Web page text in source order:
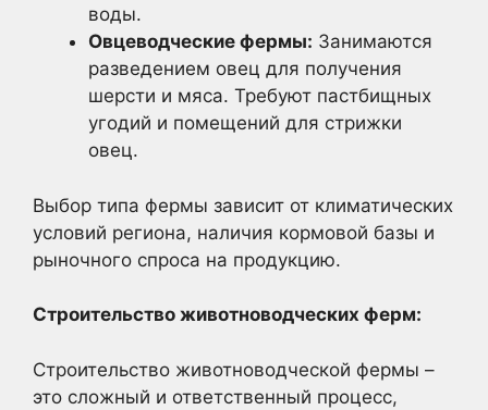
воды.
Овцеводческие фермы: Занимаются
разведением овец для получения
шерсти и мяса. Требуют пастбищных
угодий и помещений для стрижки
овец.
Выбор типа фермы зависит от климатических
условий региона, наличия кормовой базы и
рыночного спроса на продукцию.
Строительство животноводческих ферм:
Строительство животноводческой фермы –
это сложный и ответственный процесс,